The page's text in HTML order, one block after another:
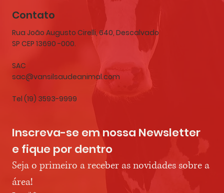
Contato
Rua João Augusto Cirelli, 640, Descalvado
SP CEP 13690 -000.
SAC
sac@vansilsaudeanimal.com
Tel (19) 3593-9999
Inscreva-se em nossa Newsletter
e fique por dentro
Seja o primeiro a receber as novidades sobre a
área!